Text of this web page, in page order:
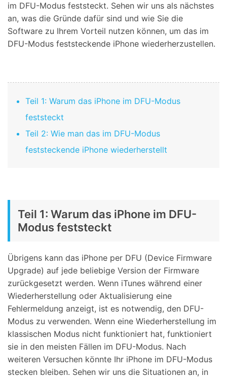
im DFU-Modus feststeckt. Sehen wir uns als nächstes
an, was die Gründe dafür sind und wie Sie die
Software zu Ihrem Vorteil nutzen können, um das im
DFU-Modus feststeckende iPhone wiederherzustellen.
Teil 1: Warum das iPhone im DFU-Modus
feststeckt
Teil 2: Wie man das im DFU-Modus
feststeckende iPhone wiederherstellt
Teil 1: Warum das iPhone im DFU-
Modus feststeckt
Übrigens kann das iPhone per DFU (Device Firmware
Upgrade) auf jede beliebige Version der Firmware
zurückgesetzt werden. Wenn iTunes während einer
Wiederherstellung oder Aktualisierung eine
Fehlermeldung anzeigt, ist es notwendig, den DFU-
Modus zu verwenden. Wenn eine Wiederherstellung im
klassischen Modus nicht funktioniert hat, funktioniert
sie in den meisten Fällen im DFU-Modus. Nach
weiteren Versuchen könnte Ihr iPhone im DFU-Modus
stecken bleiben. Sehen wir uns die Situationen an, in